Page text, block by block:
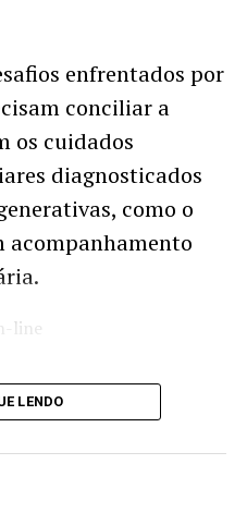
enfrentados por
conciliar a
os cuidados
diagnosticados
como o
acompanhamento
line
LENDO